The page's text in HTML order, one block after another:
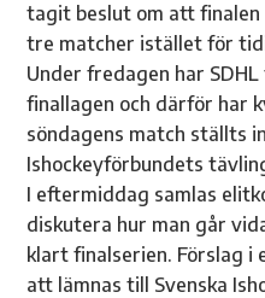
tagit beslut om att
tre matcher istället för
Under fredagen har
finallagen och därför har
söndagens match ställts
Ishockeyförbundets
I eftermiddag samlas
diskutera hur man går
klart finalserien. Förslag i
att lämnas till Svenska